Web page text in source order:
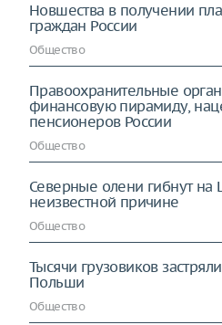
Новшества в получении
граждан России
Общество
Правоохранительные
финансовую пирамиду,
пенсионеров России
Общество
Северные олени гибнут
неизвестной причине
Общество
Тысячи грузовиков
Польши
Общество